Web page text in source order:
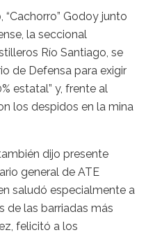
“Cachorro” Godoy junto
la seccional
Río Santiago, se
de Defensa para exigir
estatal” y, frente al
los despidos en la mina
dijo presente
general de ATE
saludó especialmente a
de las barriadas más
felicitó a los